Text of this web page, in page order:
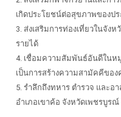
เกิดประโยชน์ต่อสุขภาพของป
3. ส่งเสริมการท่องเที่ยวในจัง
รายได้
4. เชื่อมความสัมพันธ์อันดีใน
เป็นการสร้างความสามัคคีขอ
5. รำลึกถึงทหาร ตำรวจ และ
อำเภอเขาค้อ จังหวัดเพชรบูร